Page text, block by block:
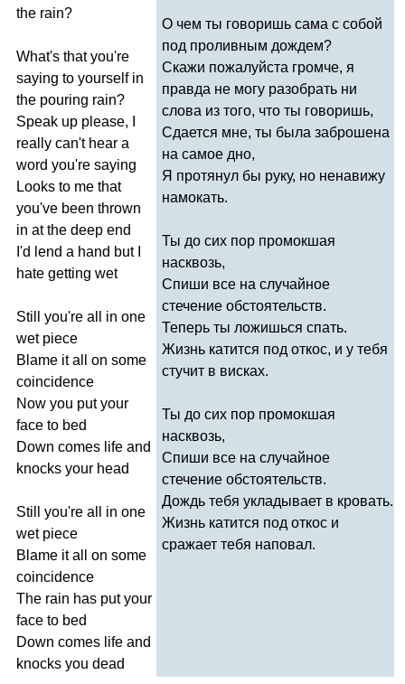
the rain?
What's that you're
saying to yourself in
the pouring rain?
Speak up please,
really can't hear a
word you're saying
Looks to me that
you've been thrown
in at the deep end
I'd lend a hand but
hate getting wet
Still you're all in one
wet piece
Blame it all on some
coincidence
Now you put your
face to bed
Down comes life and
knocks your head
Still you're all in one
wet piece
Blame it all on some
coincidence
The rain has put your
face to bed
Down comes life and
knocks you dead
О чем ты говоришь сама с собой
под проливным дождем?
Скажи пожалуйста громче, я
правда не могу разобрать ни
слова из того, что ты говоришь,
Сдается мне, ты была заброшена
на самое дно,
Я протянул бы руку, но ненавижу
намокать.
Ты до сих пор промокшая
насквозь,
Спиши все на случайное
стечение обстоятельств.
Теперь ты ложишься спать.
Жизнь катится под откос, и у тебя
стучит в висках.
Ты до сих пор промокшая
насквозь,
Спиши все на случайное
стечение обстоятельств.
Дождь тебя укладывает в кровать.
Жизнь катится под откос и
сражает тебя наповал.